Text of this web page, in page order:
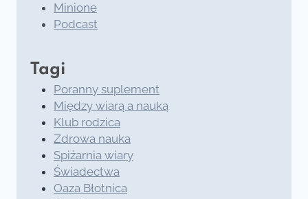
Minione
Podcast
Tagi
Poranny suplement
Między wiarą a nauką
Klub rodzica
Zdrowa nauka
Spiżarnia wiary
Świadectwa
Oaza Błotnica